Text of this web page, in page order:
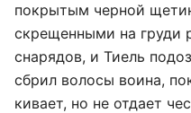
покрытым черной
скрещенными на груди
снарядов, и Тиель
сбрил волосы воина,
кивает, но не отдает